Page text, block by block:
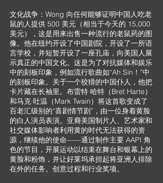
文化战争：Wong 向任何能够证明中国人吃老
鼠的人提供 500 美元（相当于今天的 15,000
美元），这是用来出售一种流行的老鼠药的图
像。他在纽约开设了中国剧院，开设了一所语
言学校，并短暂开设了一座孔庙，向美国人展
示真正的中国文化。这是为了对抗媒体和娱乐
中的刻板印象，例如流行歌曲如“Ah Sin！”中
的刻板印象。关于一个狡猾的中国仆人，他把
卡片藏在长袖里。布雷特·哈特（Bret Harte）
和马克·吐温（Mark Twain）将这首歌变成了
百老汇级别的“喜剧情节剧”，由一位身着黄脸
的白人演员表演。亚裔美国制片人、艺术家和
社交媒体影响者利用黄的时代无法获得的资
源，继续他的使命——通过制作主要 AAPI 角
色的节目，开展运动以结束在舞台和银幕上的
黄脸和粉饰，并让好莱坞承担起将亚洲人排除
在外的任务。创意过程和行业奖项。